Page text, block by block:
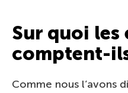
Sur quoi les
comptent-
Comme nous l’avons